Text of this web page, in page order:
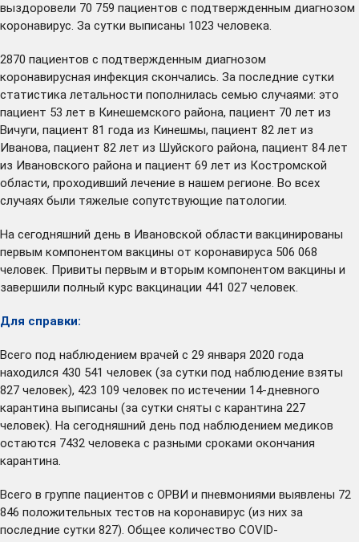
выздоровели 70 759 пациентов с подтвержденным диагнозом
коронавирус. За сутки выписаны 1023 человека.
2870 пациентов с подтвержденным диагнозом
коронавирусная инфекция скончались. За последние сутки
статистика летальности пополнилась семью случаями: это
пациент 53 лет в Кинешемского района, пациент 70 лет из
Вичуги, пациент 81 года из Кинешмы, пациент 82 лет из
Иванова, пациент 82 лет из Шуйского района, пациент 84 лет
из Ивановского района и пациент 69 лет из Костромской
области, проходивший лечение в нашем регионе. Во всех
случаях были тяжелые сопутствующие патологии.
На сегодняшний день в Ивановской области вакцинированы
первым компонентом вакцины от коронавируса 506 068
человек. Привиты первым и вторым компонентом вакцины и
завершили полный курс вакцинации 441 027 человек.
Для справки:
Всего под наблюдением врачей с 29 января 2020 года
находился 430 541 человек (за сутки под наблюдение взяты
827 человек), 423 109 человек по истечении 14-дневного
карантина выписаны (за сутки сняты с карантина 227
человек). На сегодняшний день под наблюдением медиков
остаются 7432 человека с разными сроками окончания
карантина.
Всего в группе пациентов с ОРВИ и пневмониями выявлены 72
846 положительных тестов на коронавирус (из них за
последние сутки 827). Общее количество COVID-